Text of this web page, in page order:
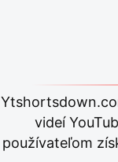
videí
používateľom